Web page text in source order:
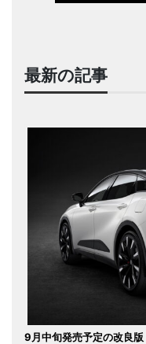
最新の記事
9月中旬発売予定の改良